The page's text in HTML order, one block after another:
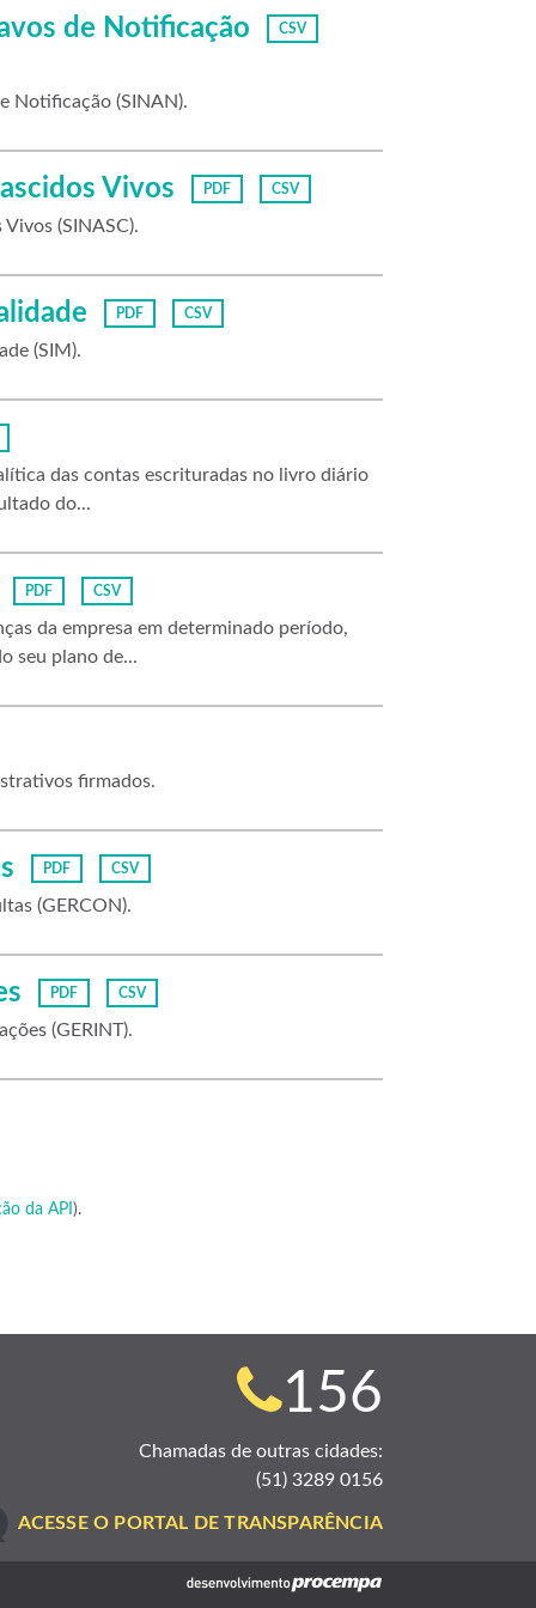
de Notificação CSV
Notificação (SINAN).
Vivos PDF CSV
(SINASC).
PDF CSV
(SIM).
das contas escrituradas no livro diário
do...
PDF CSV
da empresa em determinado período,
seu plano de...
firmados.
PDF CSV
(GERCON).
PDF CSV
(GERINT).
da API ).
Telefone
para
contato:
156
Chamadas de outras cidades:
(51) 3289 0156
ACESSE O PORTAL DE TRANSPARÊNCIA